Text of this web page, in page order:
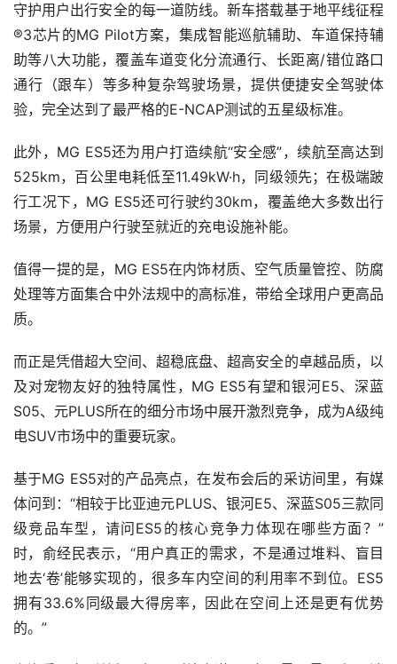
守护用户出行安全的每一道防线。新车搭载基于地平线征程
®3芯片的MG Pilot方案，集成智能巡航辅助、车道保持辅
助等八大功能，覆盖车道变化分流通行、长距离/错位路口
通行（跟车）等多种复杂驾驶场景，提供便捷安全驾驶体
验，完全达到了最严格的E-NCAP测试的五星级标准。
此外，MG ES5还为用户打造续航“安全感”，续航至高达到
525km，百公里电耗低至11.49kW·h，同级领先；在极端跛
行工况下，MG ES5还可行驶约30km，覆盖绝大多数出行
场景，方便用户行驶至就近的充电设施补能。
值得一提的是，MG ES5在内饰材质、空气质量管控、防腐
处理等方面集合中外法规中的高标准，带给全球用户更高品
质。
而正是凭借超大空间、超稳底盘、超高安全的卓越品质，以
及对宠物友好的独特属性，MG ES5有望和银河E5、深蓝
S05、元PLUS所在的细分市场中展开激烈竞争，成为A级纯
电SUV市场中的重要玩家。
基于MG ES5对的产品亮点，在发布会后的采访间里，有媒
体问到：“相较于比亚迪元PLUS、银河E5、深蓝S05三款同
级竞品车型，请问ES5的核心竞争力体现在哪些方面？”
时，俞经民表示，“用户真正的需求，不是通过堆料、盲目
地去‘卷’能够实现的，很多车内空间的利用率不到位。ES5
拥有33.6%同级最大得房率，因此在空间上还是更有优势
的。”